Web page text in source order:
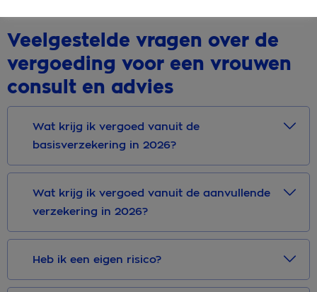
Veelgestelde vragen over de
vergoeding voor een vrouwen
consult en advies
Wat krijg ik vergoed vanuit de
basisverzekering in 2026?
Wat krijg ik vergoed vanuit de aanvullende
verzekering in 2026?
Heb ik een eigen risico?